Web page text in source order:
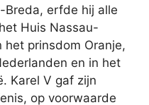
Breda, erfde hij alle
Huis Nassau-
prinsdom Oranje,
en in het
Karel V gaf zijn
op voorwaarde